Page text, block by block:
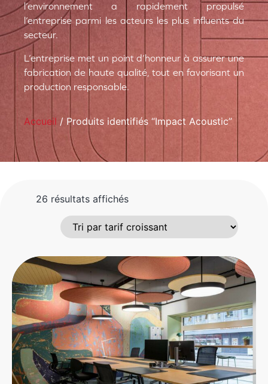
l’environnement a rapidement propulsé
l’entreprise parmi les acteurs les plus influents du
secteur.
L’entreprise met un point d’honneur à assurer une
fabrication de haute qualité, tout en favorisant un
production responsable.
Accueil / Produits identifiés “Impact Acoustic”
26 résultats affichés